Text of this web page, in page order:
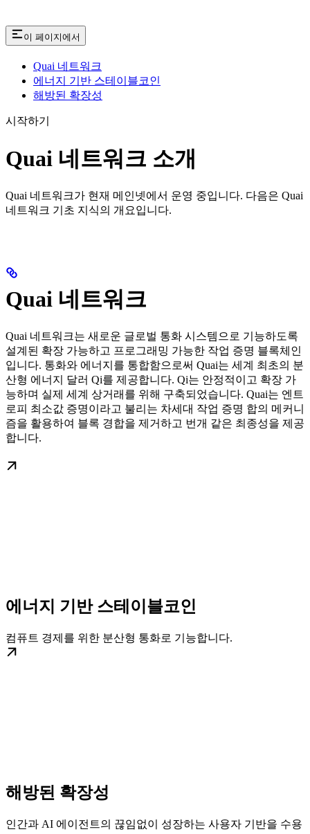
이 페이지에서
Quai 네트워크
에너지 기반 스테이블코인
해방된 확장성
시작하기
Quai 네트워크 소개
Quai 네트워크가 현재 메인넷에서 운영 중입니다. 다음은 Quai
네트워크 기초 지식의 개요입니다.
Quai 네트워크
Quai 네트워크는 새로운 글로벌 통화 시스템으로 기능하도록
설계된 확장 가능하고 프로그래밍 가능한 작업 증명 블록체인
입니다. 통화와 에너지를 통합함으로써 Quai는 세계 최초의 분
산형 에너지 달러 Qi를 제공합니다. Qi는 안정적이고 확장 가
능하며 실제 세계 상거래를 위해 구축되었습니다. Quai는 엔트
로피 최소값 증명이라고 불리는 차세대 작업 증명 합의 메커니
즘을 활용하여 블록 경합을 제거하고 번개 같은 최종성을 제공
합니다.
에너지 기반 스테이블코인
컴퓨트 경제를 위한 분산형 통화로 기능합니다.
해방된 확장성
인간과 AI 에이전트의 끊임없이 성장하는 사용자 기반을 수용